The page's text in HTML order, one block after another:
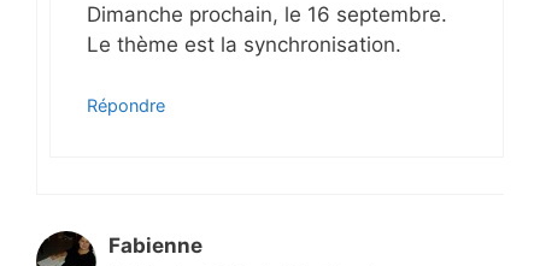
Dimanche prochain, le 16 septembre.
Le thème est la synchronisation.
Répondre
Fabienne